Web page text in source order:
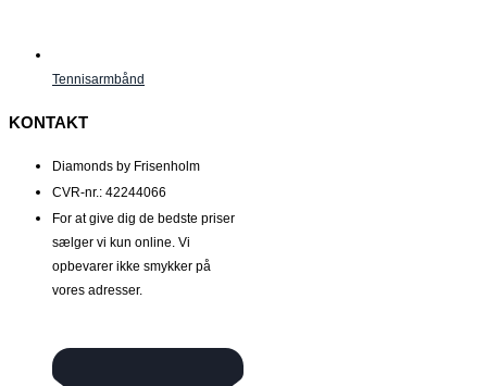
Tennisarmbånd
KONTAKT
Diamonds by Frisenholm
CVR-nr.: 42244066
For at give dig de bedste priser
sælger vi kun online. Vi
opbevarer ikke smykker på
vores adresser.